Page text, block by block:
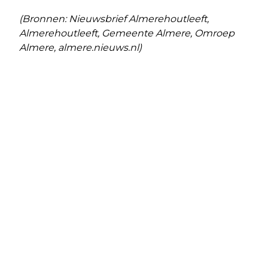
(Bronnen: Nieuwsbrief Almerehoutleeft,
Almerehoutleeft, Gemeente Almere, Omroep
Almere, almere.nieuws.nl)